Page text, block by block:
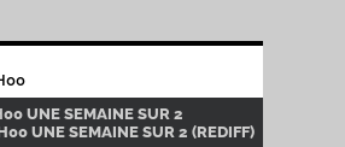
UNE SEMAINE SUR 2
UNE SEMAINE SUR 2 (REDIFF)